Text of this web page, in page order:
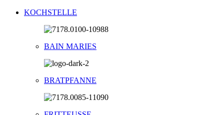
KOCHSTELLE
BAIN MARIES
BRATPFANNE